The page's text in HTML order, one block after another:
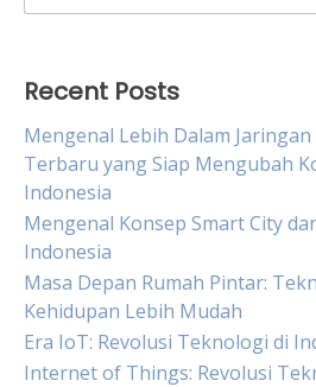
for:
Recent Posts
Mengenal Lebih Dalam
Terbaru yang Siap Mengubah
Indonesia
Mengenal Konsep Smart City
Indonesia
Masa Depan Rumah Pintar:
Kehidupan Lebih Mudah
Era IoT: Revolusi Teknologi di
Internet of Things: Revolusi